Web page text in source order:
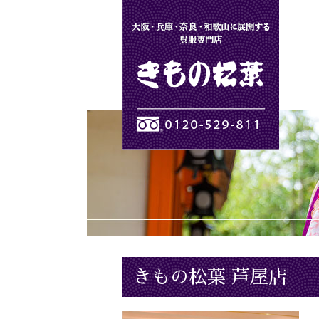
きもの松葉
きもの松葉 芦屋店